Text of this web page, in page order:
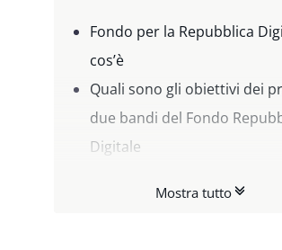
Fondo per la Repubblica
cos’è
Quali sono gli obiettivi dei
due bandi del Fondo
Digitale
le competenze digitali delle
Mostra tutto